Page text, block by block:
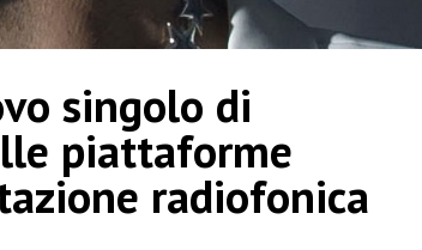
singolo di
piattaforme
radiofonica